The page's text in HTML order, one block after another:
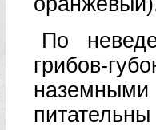
По
грибов-
наземными